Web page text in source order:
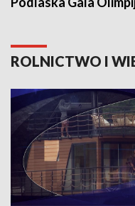
ROLNICTWO I